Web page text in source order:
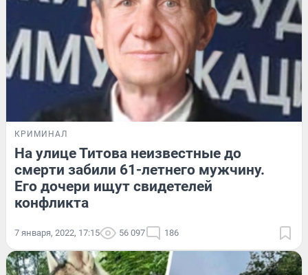
КРИМИНАЛ
На улице Титова неизвестные до
смерти забили 61-летнего мужчину.
Его дочери ищут свидетелей
конфликта
7 января, 2022, 17:15 56 097 186